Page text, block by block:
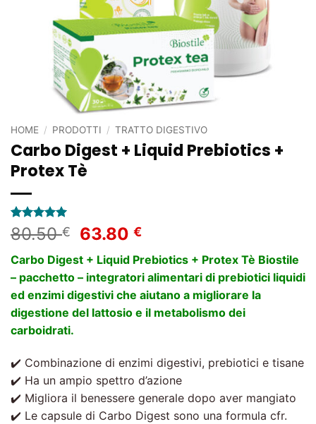
HOME / PRODOTTI / TRATTO DIGESTIVO
Carbo Digest + Liquid Prebiotics +
Protex Tè
Valutato5
su 5 su
1
recensioni
80.50€
Il
prezzo
originale
era:
80.50 €.
63.80€Il
prezzo
attuale
è:
63.80 €.
Carbo Digest + Liquid Prebiotics + Protex Tè Biostile
– pacchetto – integratori alimentari di prebiotici liquidi
ed enzimi digestivi che aiutano a migliorare la
digestione del lattosio e il metabolismo dei
carboidrati.
✔️ Combinazione di enzimi digestivi, prebiotici e tisane
✔️ Ha un ampio spettro d’azione
✔️ Migliora il benessere generale dopo aver mangiato
✔️ Le capsule di Carbo Digest sono una formula cfr.